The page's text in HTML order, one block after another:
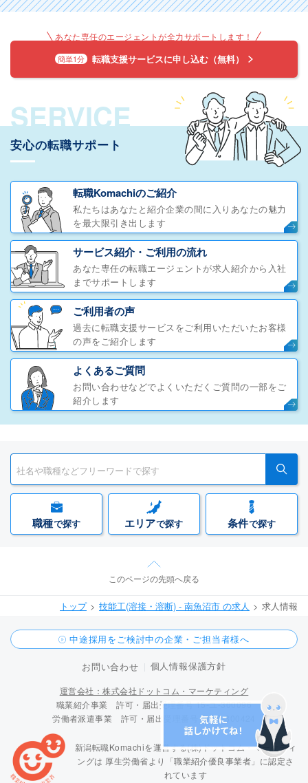
あなた専任のエージェントが全力サポートします！
簡単1分 転職支援サービスに申し込む（無料）
SERVICE
安心の転職サポート
転職Komachiのご紹介
私たちはあなたと紹介企業の間に入りあなたの魅力
を最大限引き出します
サービス紹介・ご利用の流れ
あなた専任の転職エージェントが求人紹介から入社
までサポートします
ご利用者の声
過去に転職支援サービスをご利用いただいたお客様
の声をご紹介します
よくあるご質問
お問い合わせなどでよくいただくご質問の一部をご
紹介します
職種で探す エリアで探す 条件で探す
このページの先頭へ戻る
トップ 技能工(溶接・溶断) - 南魚沼市 の求人 求人情報
中途採用をご検討中の企業・ご担当者様へ
お問い合わせ 個人情報保護方針
運営会社：株式会社ドットコム・マーケティング
職業紹介事業 許可・届出受理番号 15-ユ-300096
労働者派遣事業 許可・届出受理番号 派 15-300424
新潟転職Komachiを運営する(株)ドットコム・マーケティ
ングは 厚生労働省より「職業紹介優良事業者」に認定さ
れています